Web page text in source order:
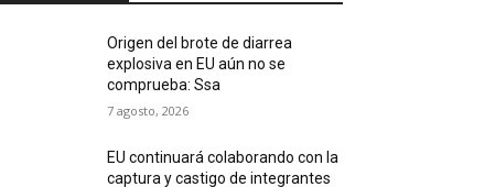
Origen del brote de diarrea
explosiva en EU aún no se
comprueba: Ssa
7 agosto, 2026
EU continuará colaborando con la
captura y castigo de integrantes